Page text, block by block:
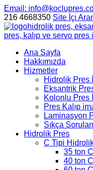
Email :
216 4668350 Site İçi
hidrolik pres,
pres, kalıp ve servo pres
Ana Sayfa
Hakkımızda
Hizmetler
Hidrolik Pres
Eksantrik
Kolonlu Pres
Pres Kalıp
Laminasyon
Sıkça
Hidrolik Pres
C Tipi
35 ton
40 ton